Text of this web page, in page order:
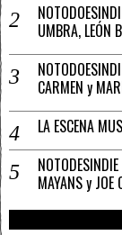
UMBRA, LEÓN
CARMEN y
LA ESCENA
MAYANS y JOE